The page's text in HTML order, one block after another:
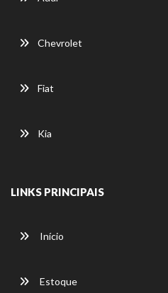
Chevrolet
Fiat
Kia
LINKS PRINCIPAIS
Início
Estoque